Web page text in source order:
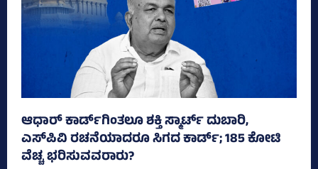
ಆಧಾರ್ ಕಾರ್ಡ್‌ಗಿಂತಲೂ ಶಕ್ತಿ ಸ್ಮಾರ್ಟ್‌ ದುಬಾರಿ,
ಎಸ್‌ಪಿವಿ ರಚನೆಯಾದರೂ ಸಿಗದ ಕಾರ್ಡ್‌; 185 ಕೋಟಿ
ವೆಚ್ಚ ಭರಿಸುವವರಾರು?